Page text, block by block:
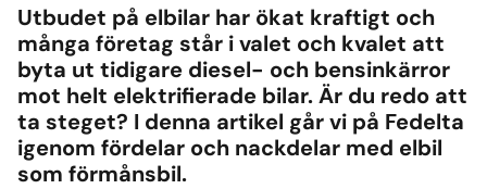
Utbudet på elbilar har ökat kraftigt och
många företag står i valet och kvalet att
byta ut tidigare diesel- och bensinkärror
mot helt elektrifierade bilar. Är du redo att
ta steget? I denna artikel går vi på Fedelta
igenom fördelar och nackdelar med elbil
som förmånsbil.